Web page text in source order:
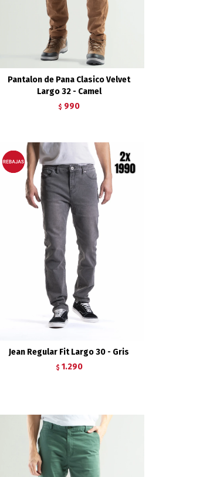
Pantalon de Pana Clasico Velvet
Largo 32 - Camel
$ 990
Jean Regular Fit Largo 30 - Gris
$ 1.290